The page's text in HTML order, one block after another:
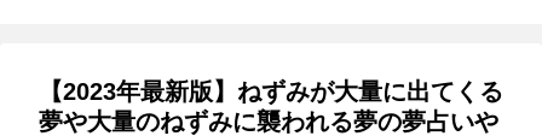
【2023年最新版】ねずみが大量に出てくる
夢や大量のねずみに襲われる夢の夢占いや